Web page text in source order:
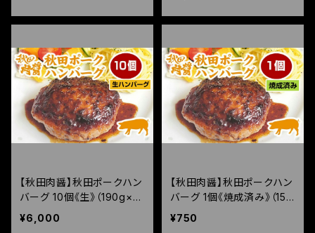
【秋田肉醤】秋田ポークハン
バーグ 10個《生》（190g×10
個）
¥6,000
【秋田肉醤】秋田ポークハン
バーグ 1個《焼成済み》（150
g）
¥750